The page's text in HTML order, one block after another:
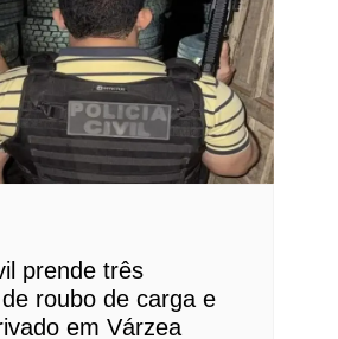
prende três
roubo de carga e
em Várzea